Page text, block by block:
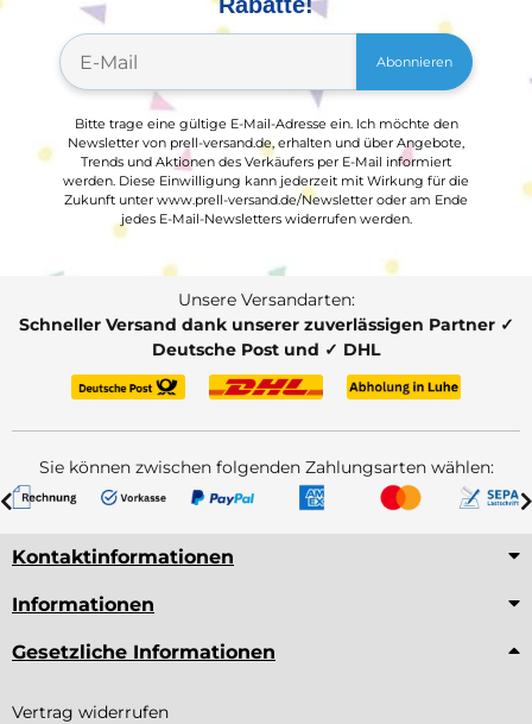
Abonnieren
Bitte trage eine gültige E-Mail-Adresse ein. Ich möchte den
Newsletter von prell-versand.de, erhalten und über Angebote,
Trends und Aktionen des Verkäufers per E-Mail informiert
werden. Diese Einwilligung kann jederzeit mit Wirkung für die
Zukunft unter www.prell-versand.de/Newsletter oder am Ende
jedes E-Mail-Newsletters widerrufen werden.
Unsere Versandarten:
Schneller Versand dank unserer zuverlässigen Partner ✓
Deutsche Post und ✓ DHL
Sie können zwischen folgenden Zahlungsarten wählen:
Kontaktinformationen
Informationen
Gesetzliche Informationen
Vertrag widerrufen